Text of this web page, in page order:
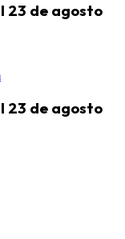
23 de agosto
23 de agosto